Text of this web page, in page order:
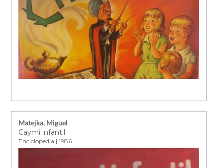
Matejka, Miguel
Caymi infantil
Enciclopedia | 1986